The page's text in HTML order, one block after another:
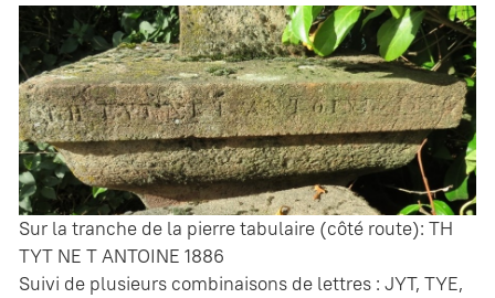
Sur la tranche de la pierre tabulaire (côté route): TH
TYT NE T ANTOINE 1886
Suivi de plusieurs combinaisons de lettres : JYT, TYE,